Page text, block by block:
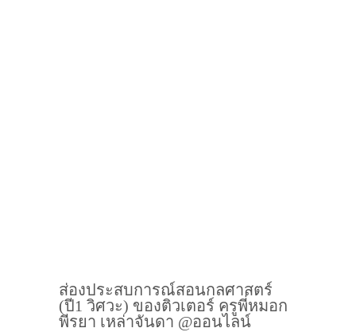
ส่องประสบการณ์สอนกลศาสตร์
(ปี1 วิศวะ) ของติวเตอร์ ครูพี่หมอก
พีรยา เหล่าจันดา @ออนไลน์